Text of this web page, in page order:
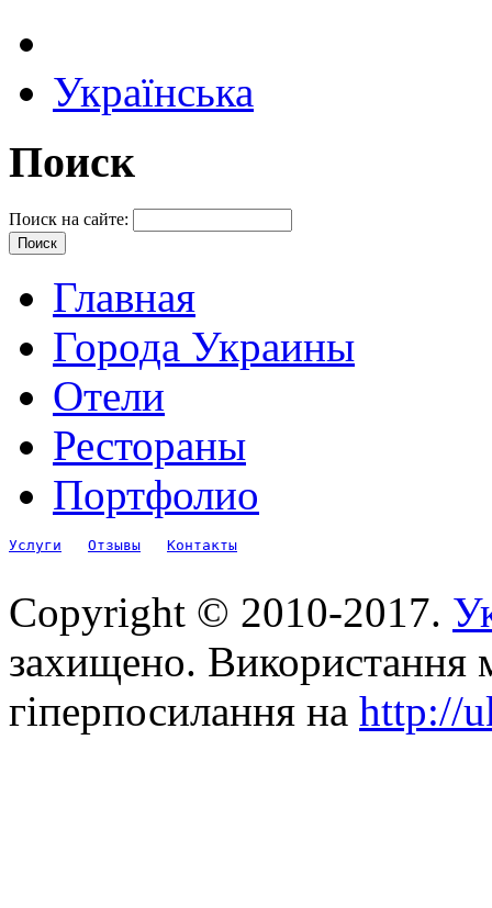
Українська
Поиск
Поиск на сайте:
Главная
Города Украины
Отели
Рестораны
Портфолио
Услуги Отзывы Контакты
Copyright © 2010-2017.
захищено. Використання
гіперпосилання на http://